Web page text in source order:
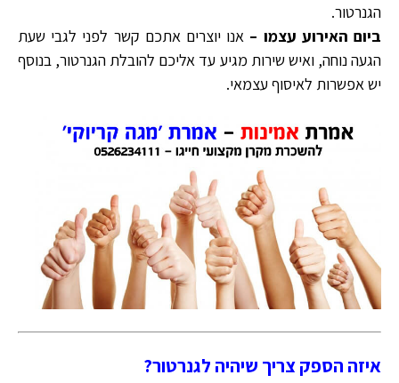
הגנרטור.
ביום האירוע עצמו – אנו יוצרים אתכם קשר לפני לגבי שעת
הגעה נוחה, ואיש שירות מגיע עד אליכם להובלת הגנרטור, בנוסף
יש אפשרות לאיסוף עצמאי.
איזה הספק צריך שיהיה לגנרטור?